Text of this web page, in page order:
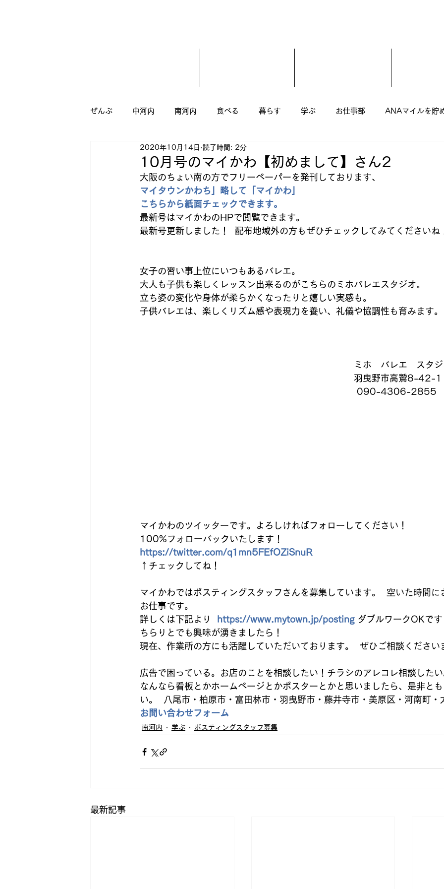
ぜんぶ 中河内 南河内 食べる 暮らす 学ぶ お仕事部 ANAマイルを貯
ダイエット 八尾市
新規オープン ドッグサロン 美容室 子ども
ポスティングスタッフ募集 バレーボール メンバー募集 テニスクラブ 和太鼓
10月号のマイかわ【初めまして】さん2
2020年10月14日 読了時間: 2分
大阪のちょい南の方でフリーペーパーを発刊しております、
マイタウンかわち」略して「マイかわ」
こちらから紙面チェックできます。
最新号はマイかわのHPで閲覧できます。
最新号更新しました！  配布地域外の方もぜひチェックしてみてくださいね
女子の習い事上位にいつもあるバレエ。
大人も子供も楽しくレッスン出来るのがこちらのミホバレエスタジオ。
立ち姿の変化や身体が柔らかくなったりと嬉しい実感も。
子供バレエは、楽しくリズム感や表現力を養い、礼儀や協調性も育みます。
ミホ　バレエ　スタ
羽曳野市高鷲8-42-
090-4306-2855
マイかわのツイッターです。よろしければフォローしてください！
100%フォローバックいたします！
https://twitter.com/q1mn5FEfOZiSnuR
↑チェックしてね！
マイかわではポスティングスタッフさんを募集しています。  空いた時間に
お仕事です。
詳しくは下記より
https://www.mytown.jp/posting ダブルワークOKです
ちらりとでも興味が湧きましたら！
現在、作業所の方にも活躍していただいております。  ぜひご相談ください
広告で困っている。お店のことを相談したい！チラシのアレコレ相談したい
なんなら看板とかホームページとかポスターとかと思いましたら、是非と
い。  八尾市・柏原市・富田林市・羽曳野市・藤井寺市・美原区・河南町・
お問い合わせフォーム
南河内 学ぶ ポスティングスタッフ募集
最新記事